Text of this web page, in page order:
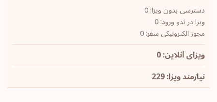
دسترسی بدون ویزا: 0
ویزا در بَدو ورود: 0
مجوز الکترونیکی سفر: 0
ویزای آنلاین: 0
نیازمند ویزا: 229